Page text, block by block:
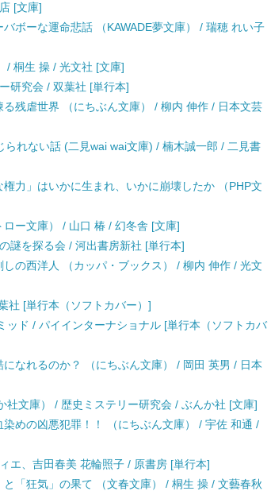
[文庫]
ボーな運命悲話 （KAWADE夢文庫） / 瑞穂 れい子
/ 桐生 操 / 光文社 [文庫]
研究会 / 双葉社 [単行本]
残虐世界 （にちぶん文庫） / 柳内 伸作 / 日本文芸
れない話 (二見wai wai文庫) / 楠木誠一郎 / 二見書
力」はいかに生まれ、いかに崩壊したか （PHP文
ー文庫） / 山口 椿 / 幻冬舎 [文庫]
謎を探る会 / 河出書房新社 [単行本]
の西洋人 （カッパ・ブックス） / 柳内 伸作 / 光文
社 [単行本（ソフトカバー）]
ッド / パイインターナショナル [単行本（ソフトカバ
なれるのか？ （にちぶん文庫） / 岡田 英男 / 日本
社文庫） / 歴史ミステリー研究会 / ぶんか社 [文庫]
めの凶悪犯罪！！ （にちぶん文庫） / 宇佐 和通 /
エ、吉田春美 花輪照子 / 原書房 [単行本]
「狂気」の果て （文春文庫） / 桐生 操 / 文藝春秋